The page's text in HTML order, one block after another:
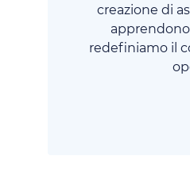
creazione di
redefiniamo il